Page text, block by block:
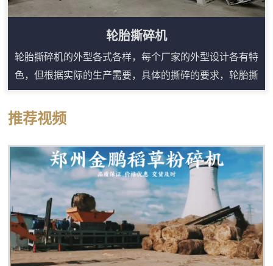
轮胎撕碎机
轮胎撕碎机的外型各式各样，每个厂家的外型设计各有特
色，但根据实际的生产需要，具体的撕碎的要求，轮胎撕
碎机的内部刀辊基本上分成四种，分别是：单轴刀辊，双
轴刀辊，四轴刀辊，粗破碎刀辊。因而我们可以把轮胎撕
碎机分为四类：单轴轮胎撕碎机，双轴轮胎撕碎机，四轴
轮胎撕碎机，粗轮胎撕碎机。轮胎撕碎机用途：1、节省
运输成本，填埋费用。生活中部分垃圾的非常大，例如：
家具垃圾，木材垃圾…如果我们直接把它拉到填埋...
推荐视频